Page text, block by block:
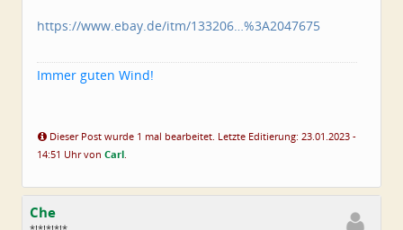
https://www.ebay.de/itm/133206…%3A2047675
Immer guten Wind!
Dieser Post wurde 1 mal bearbeitet. Letzte Editierung: 23.01.2023 -
14:51 Uhr von Carl.
Che